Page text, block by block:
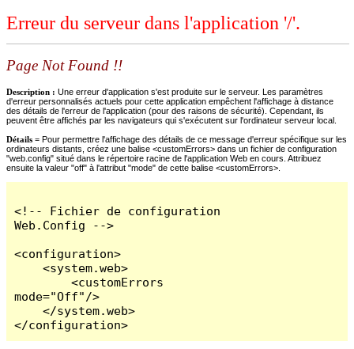
Erreur du serveur dans l'application '/'.
Page Not Found !!
Description : Une erreur d'application s'est produite sur le serveur. Les paramètres
d'erreur personnalisés actuels pour cette application empêchent l'affichage à distance
des détails de l'erreur de l'application (pour des raisons de sécurité). Cependant, ils
peuvent être affichés par les navigateurs qui s'exécutent sur l'ordinateur serveur local.
Détails = Pour permettre l'affichage des détails de ce message d'erreur spécifique sur les
ordinateurs distants, créez une balise <customErrors> dans un fichier de configuration
"web.config" situé dans le répertoire racine de l'application Web en cours. Attribuez
ensuite la valeur "off" à l'attribut "mode" de cette balise <customErrors>.
<!-- Fichier de configuration
Web.Config -->
<configuration>
    <system.web>
        <customErrors
mode="Off"/>
    </system.web>
</configuration>